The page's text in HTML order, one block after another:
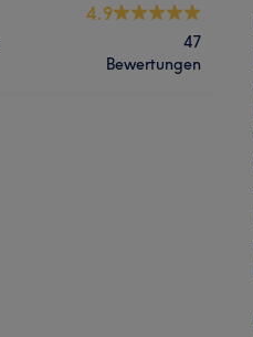
4.9
47
Bewertungen